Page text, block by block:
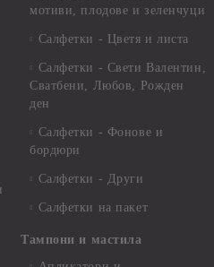
мотиви, плодове и зеленчуци
Салфетки - Цветя и листа
Салфетки - Свети Валентин,
Сватбени, Любов, Рожден
ден
Салфетки - Фонове и
бордюри
Салфетки - Други
Салфетки на пакет
Тампони и мастила